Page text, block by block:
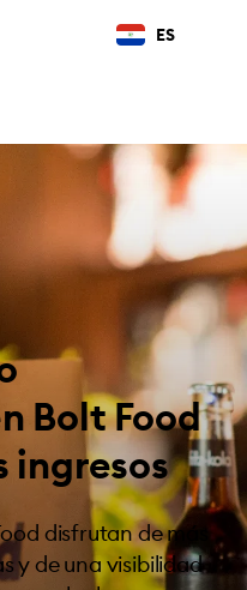
ES
Bolt Food
ingresos
disfrutan de más
y de una visibilidad